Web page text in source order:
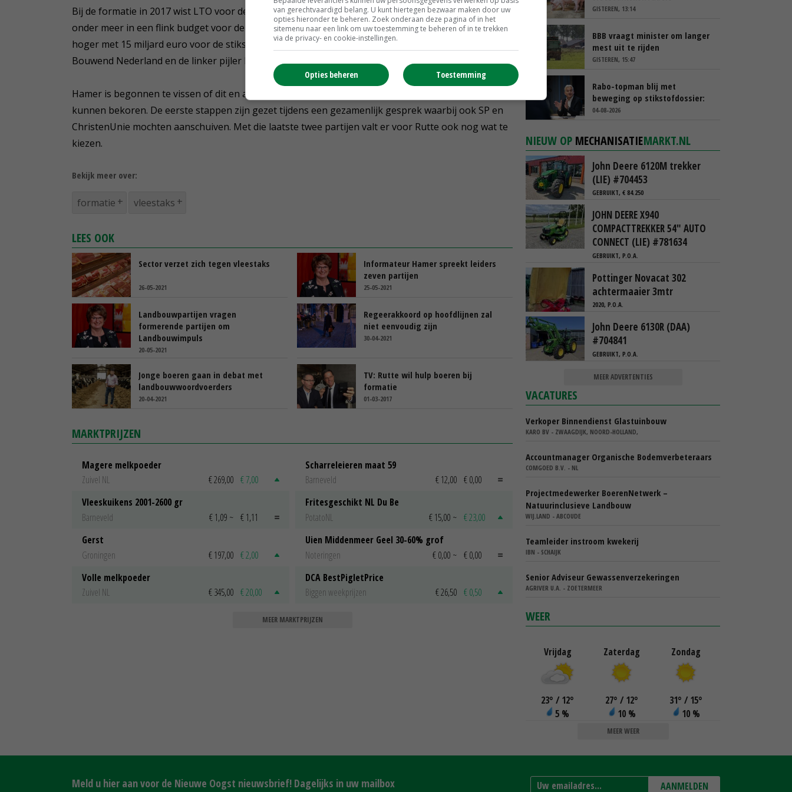
Bij de formatie in 2017 wist LTO voor de land- en tuinbouw veel binnen te halen. Dat resulteerde
onder meer in een flink budget voor de uitkoop van varkenshouders. Deze keer ligt de inzet flink
hoger met 15 miljard euro voor de stikstofaanpak. Het voorstel steunt ook op de rechter pijler
Bouwend Nederland en de linker pijler Natuur & Milieu en Natuurmonumenten.
Hamer is begonnen te vissen of dit en andere wensenlijstjes VVD, D66, CDA, PvdA en GroenLinks
kunnen bekoren. De eerste stappen zijn gezet tijdens een gezamenlijk gesprek waarbij ook SP en
ChristenUnie mochten aanschuiven. Met die laatste twee partijen valt er voor Rutte ook nog wat te
kiezen.
Bekijk meer over:
formatie vleestaks
LEES OOK
Sector verzet zich tegen vleestaks
26-05-2021
Informateur Hamer spreekt leiders
zeven partijen
25-05-2021
Landbouwpartijen vragen
formerende partijen om
Landbouwimpuls
20-05-2021
Regeerakkoord op hoofdlijnen zal
niet eenvoudig zijn
30-04-2021
Jonge boeren gaan in debat met
landbouwwoordvoerders
20-04-2021
TV: Rutte wil hulp boeren bij
formatie
01-03-2017
MARKTPRIJZEN
Magere melkpoeder
Zuivel NL
€ 269,00 € 7,00
Vleeskuikens 2001-2600 gr
Barneveld
€ 1,09 ~ € 1,11
Gerst
Groningen
€ 197,00 € 2,00
Volle melkpoeder
Zuivel NL
€ 345,00 € 20,00
Scharreleieren maat 59
Barneveld
€ 12,00 € 0,00
Fritesgeschikt NL Du Be
PotatoNL
€ 15,00 ~ € 23,00
Uien Middenmeer Geel 30-60% grof
Noteringen
€ 0,00 ~ € 0,00
DCA BestPigletPrice
Biggen weekprijzen
€ 26,50 € 0,50
MEER MARKTPRIJZEN
GISTEREN, 13:14
BBB vraagt minister om langer
mest uit te rijden
GISTEREN, 15:47
Rabo-topman blij met
beweging op stikstofdossier:
‘Verdienmodel van boeren blijft
04-08-2026
NIEUW OP MECHANISATIEMARKT.NL
John Deere 6120M trekker
(LIE) #704453
GEBRUIKT, € 84.250
JOHN DEERE X940
COMPACTTREKKER 54" AUTO
CONNECT (LIE) #781634
GEBRUIKT, P.O.A.
Pottinger Novacat 302
achtermaaier 3mtr
2020, P.O.A.
John Deere 6130R (DAA)
#704841
GEBRUIKT, P.O.A.
MEER ADVERTENTIES
VACATURES
Verkoper Binnendienst Glastuinbouw
KARO BV - ZWAAGDIJK, NOORD-HOLLAND,
Accountmanager Organische Bodemverbeteraars
COMGOED B.V. - NL
Projectmedewerker BoerenNetwerk –
Natuurinclusieve Landbouw
WIJ.LAND - ABCOUDE
Teamleider instroom kwekerij
IBN - SCHAIJK
Senior Adviseur Gewassenverzekeringen
AGRIVER U.A. - ZOETERMEER
WEER
Vrijdag
23° / 12°
5 %
Zaterdag
27° / 12°
10 %
Zondag
31° / 15°
10 %
MEER WEER
Meld u hier aan voor de Nieuwe Oogst nieuwsbrief! Dagelijks in uw mailbox AANMELDEN
van gerechtvaardigd belang. U kunt hiertegen bezwaar maken door uw
opties hieronder te beheren. Zoek onderaan deze pagina of in het
sitemenu naar een link om uw toestemming te beheren of in te trekken
via de privacy- en cookie-instellingen.
Toestemming
Opties beheren